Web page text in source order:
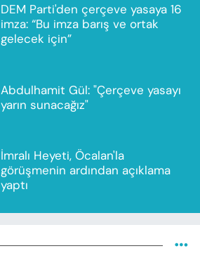
DEM Parti'den çerçeve yasaya 16
imza: “Bu imza barış ve ortak
gelecek için”
Abdulhamit Gül: "Çerçeve yasayı
yarın sunacağız"
İmralı Heyeti, Öcalan'la
görüşmenin ardından açıklama
yaptı